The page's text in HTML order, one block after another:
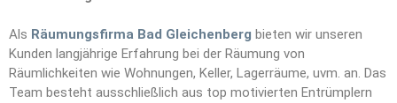
Als Räumungsfirma Bad Gleichenberg bieten wir unseren
Kunden langjährige Erfahrung bei der Räumung von
Räumlichkeiten wie Wohnungen, Keller, Lagerräume, uvm. an. Das
Team besteht ausschließlich aus top motivierten Entrümplern